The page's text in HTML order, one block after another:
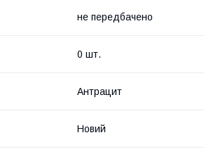
не передбачено
0 шт.
Антрацит
Новий